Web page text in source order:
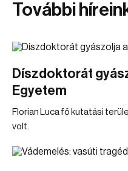
További
Díszdoktorát
Egyetem
Florian Luca fő kutatási
volt.